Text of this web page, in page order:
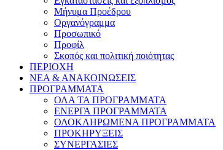
Μήνυμα Προέδρου
Οργανόγραμμα
Προσωπικό
Προφίλ
Σκοπός και πολιτική ποιότητας
ΠΕΡΙΟΧΗ
ΝΕΑ & ΑΝΑΚΟΙΝΩΣΕΙΣ
ΠΡΟΓΡΑΜΜΑΤΑ
ΟΛΑ ΤΑ ΠΡΟΓΡΑΜΜΑΤΑ
ΕΝΕΡΓΑ ΠΡΟΓΡΑΜΜΑΤΑ
ΟΛΟΚΛΗΡΩΜΕΝΑ ΠΡΟΓΡΑΜΜΑΤΑ
ΠΡΟΚΗΡΥΞΕΙΣ
ΣΥΝΕΡΓΑΣΙΕΣ